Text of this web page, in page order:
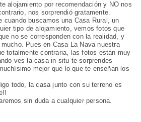
alojamiento por recomendación y NO nos
nos sorprendió gratamente.
cuando buscamos una Casa Rural, un
tipo de alojamiento, vemos fotos que
no se corresponden con la realidad, y
Pues en Casa La Nava nuestra
totalmente contraria, las fotos están muy
ves la casa in situ te sorprendes
mejor que lo que te enseñan los
todo, la casa junto con su terreno es
sin duda a cualquier persona.